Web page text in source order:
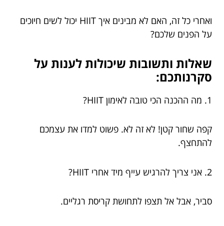
ואחרי כל זה, האם לא מבינים איך HIIT יכול לשים חיוכים
על הפנים שלכם?
שאלות ותשובות שיכולות לענות על
סקרנותכם:
1. מה ההכנה הכי טובה לאימון HIIT?
קפה שחור קטן! לא זה לא. פשוט למדו את עצמכם
להתחצף.
2. אני צריך להרגיש עייף מיד אחרי HIIT?
סביר, אבל אל תצפו לתחושת קריסת רגליים.